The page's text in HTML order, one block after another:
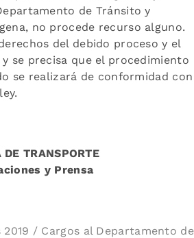
de Tránsito y
no procede recurso alguno.
del debido proceso y el
se precisa que el procedimiento
se realizará de conformidad con
DE TRANSPORTE
y Prensa
/ Cargos al Departamento de